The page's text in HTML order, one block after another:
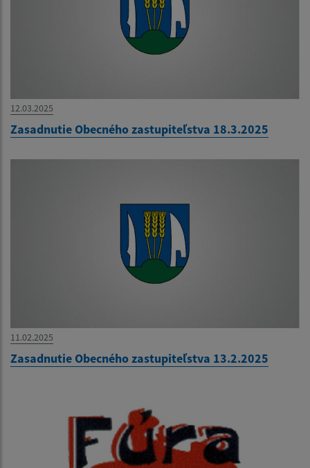
12.03.2025
Zasadnutie Obecného zastupiteľstva 18.3.2025
11.02.2025
Zasadnutie Obecného zastupiteľstva 13.2.2025